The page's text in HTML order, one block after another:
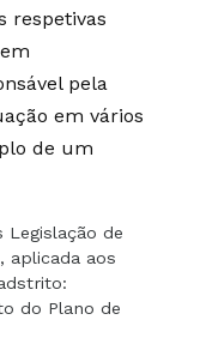
respetivas
pela
em vários
de um
de
aplicada aos
do Plano de